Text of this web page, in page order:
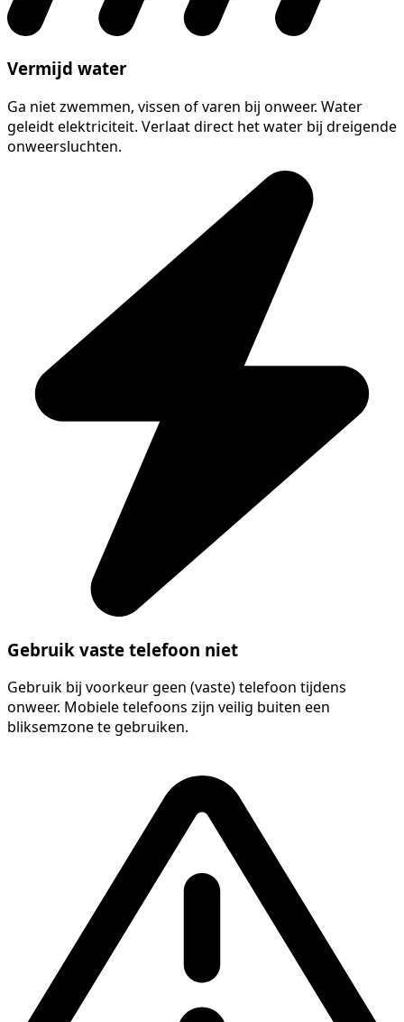
Vermijd water
Ga niet zwemmen, vissen of varen bij onweer. Water
geleidt elektriciteit. Verlaat direct het water bij dreigende
onweersluchten.
Gebruik vaste telefoon niet
Gebruik bij voorkeur geen (vaste) telefoon tijdens
onweer. Mobiele telefoons zijn veilig buiten een
bliksemzone te gebruiken.